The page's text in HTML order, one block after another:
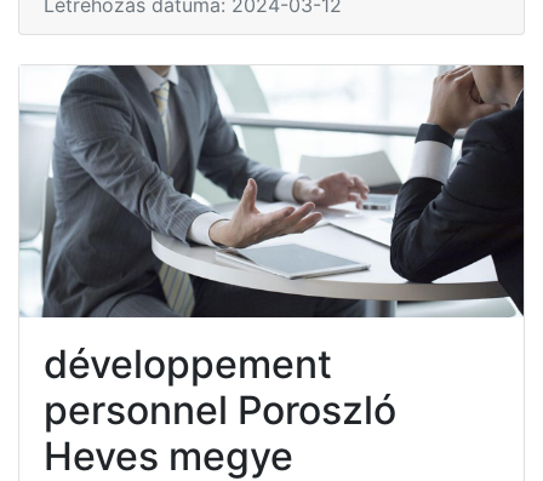
développement
personnel Poroszló
Heves megye